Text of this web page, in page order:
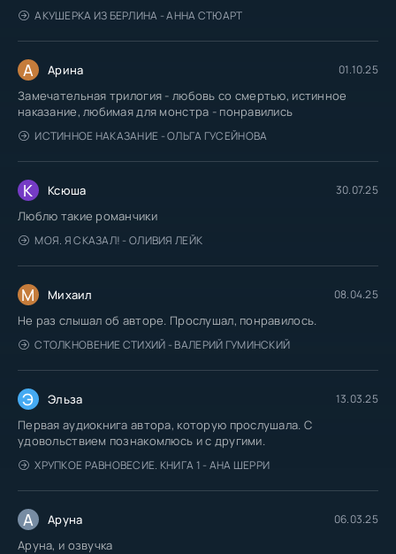
АКУШЕРКА ИЗ БЕРЛИНА - АННА СТЮАРТ
А Арина 01.10.25
Замечательная трилогия - любовь со смертью, истинное
наказание, любимая для монстра - понравились
ИСТИННОЕ НАКАЗАНИЕ - ОЛЬГА ГУСЕЙНОВА
К Ксюша 30.07.25
Люблю такие романчики
МОЯ. Я СКАЗАЛ! - ОЛИВИЯ ЛЕЙК
М Михаил 08.04.25
Не раз слышал об авторе. Прослушал, понравилось.
СТОЛКНОВЕНИЕ СТИХИЙ - ВАЛЕРИЙ ГУМИНСКИЙ
Э Эльза 13.03.25
Первая аудиокнига автора, которую прослушала. С
удовольствием познакомлюсь и с другими.
ХРУПКОЕ РАВНОВЕСИЕ. КНИГА 1 - АНА ШЕРРИ
А Аруна 06.03.25
Аруна, и озвучка